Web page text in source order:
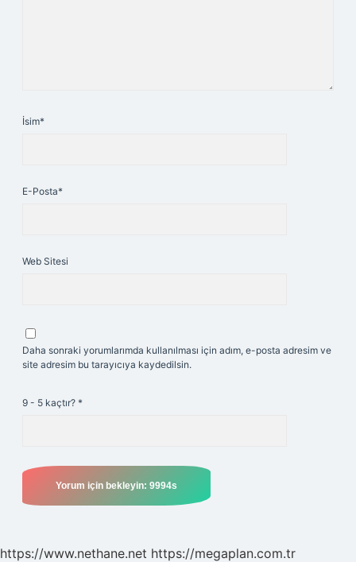
İsim*
E-Posta*
Web Sitesi
Daha sonraki yorumlarımda kullanılması için adım, e-posta adresim ve
site adresim bu tarayıcıya kaydedilsin.
9 - 5 kaçtır? *
https://www.nethane.net https://megaplan.com.tr